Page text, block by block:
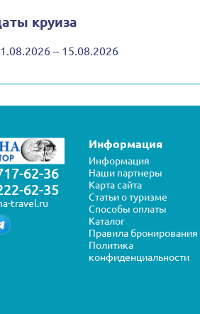
круиза
– 15.08.2026
62-36
62-35
travel.ru
Информация
Информация
Наши партнеры
Карта сайта
Статьи о туризме
Способы оплаты
Каталог
Правила бронирования
Политика
конфиденциальности